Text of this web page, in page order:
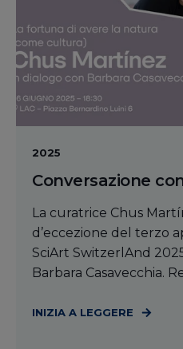
2025
Conversazione
La curatrice Chus
d’eccezione del terzo
SciArt SwitzerlAnd
Barbara Casavecchia.
INIZIA A LEGGERE